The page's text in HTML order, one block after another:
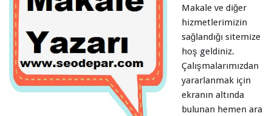
Makale ve diğer
hizmetlerimizin
sağlandığı sitemize
hoş geldiniz.
Çalışmalarımızdan
yararlanmak için
ekranın altında
bulunan hemen ara